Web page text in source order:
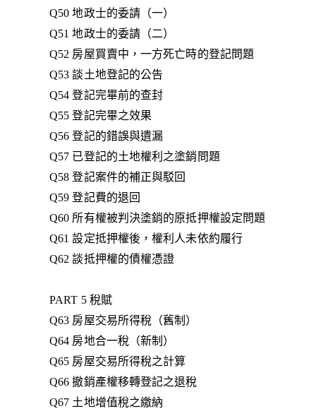
Q50 地政士的委請（一）
Q51 地政士的委請（二）
Q52 房屋買賣中，一方死亡時的登記問題
Q53 談土地登記的公告
Q54 登記完畢前的查封
Q55 登記完畢之效果
Q56 登記的錯誤與遺漏
Q57 已登記的土地權利之塗銷問題
Q58 登記案件的補正與駁回
Q59 登記費的退回
Q60 所有權被判決塗銷的原抵押權設定問題
Q61 設定抵押權後，權利人未依約履行
Q62 談抵押權的債權憑證
PART 5 稅賦
Q63 房屋交易所得稅（舊制）
Q64 房地合一稅（新制）
Q65 房屋交易所得稅之計算
Q66 撤銷產權移轉登記之退稅
Q67 土地增值稅之繳納